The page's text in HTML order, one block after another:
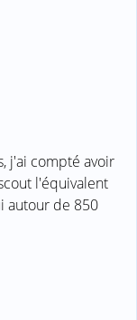
j'ai compté avoir
l'équivalent
autour de 850